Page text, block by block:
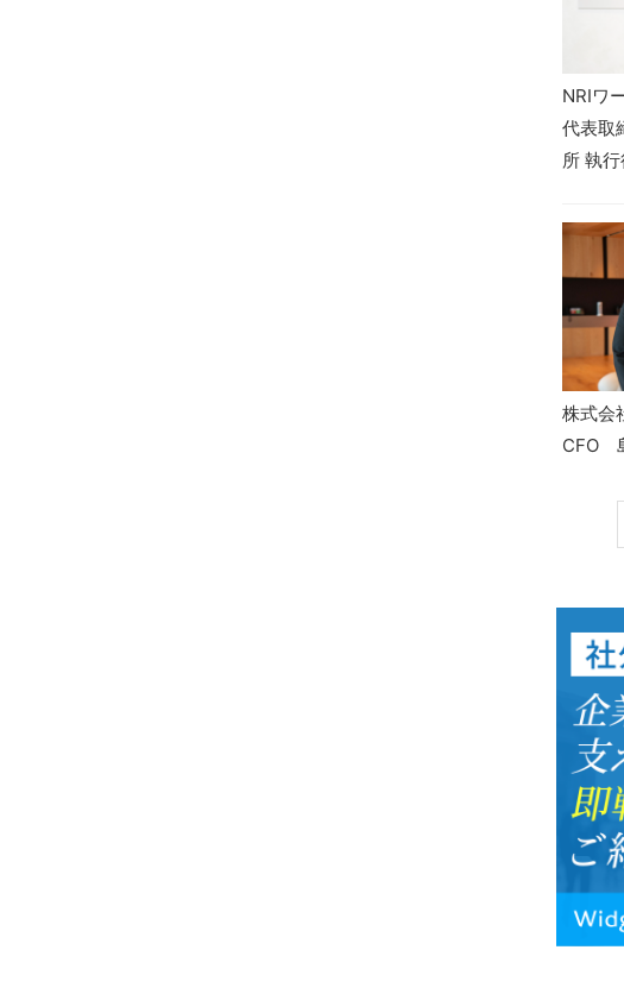
NRIワ
代表取
所 執
株式会
CFO